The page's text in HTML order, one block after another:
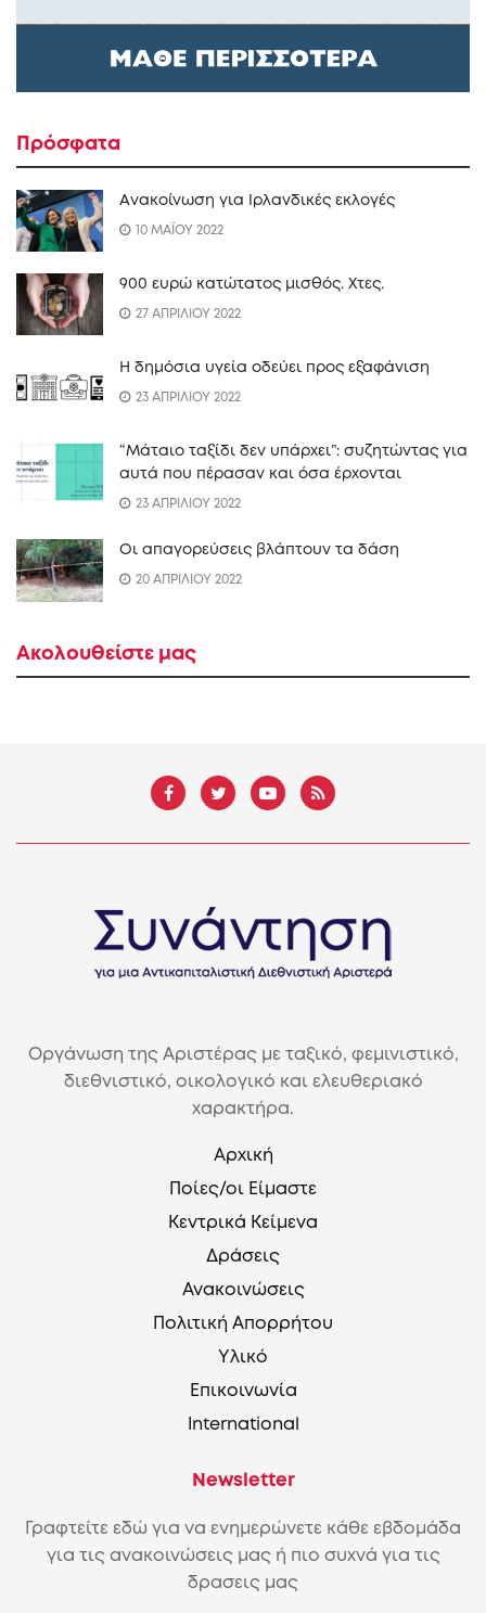
Πρόσφατα
Ανακοίνωση για Ιρλανδικές εκλογές
10 ΜΑΪΟΥ 2022
900 ευρώ κατώτατος μισθός. Xτες.
27 ΑΠΡΙΛΙΟΥ 2022
Η δημόσια υγεία οδεύει προς εξαφάνιση
23 ΑΠΡΙΛΙΟΥ 2022
“Mάταιο ταξίδι δεν υπάρχει”: συζητώντας για
αυτά που πέρασαν και όσα έρχονται
23 ΑΠΡΙΛΙΟΥ 2022
Οι απαγορεύσεις βλάπτουν τα δάση
20 ΑΠΡΙΛΙΟΥ 2022
Ακολουθείστε μας
Οργάνωση της Αριστέρας με ταξικό, φεμινιστικό,
διεθνιστικό, οικολογικό και ελευθεριακό
χαρακτήρα.
Αρχική
Ποίες/οι Είμαστε
Κεντρικά Κείμενα
Δράσεις
Ανακοινώσεις
Πολιτική Απορρήτου
Υλικό
Επικοινωνία
International
Newsletter
Γραφτείτε εδώ για να ενημερώνετε κάθε εβδομάδα
για τις ανακοινώσεις μας ή πιο συχνά για τις
δρασεις μας